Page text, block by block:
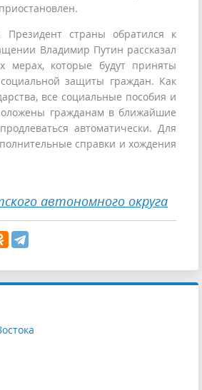
страны обратился к
Владимир Путин рассказал
мерах, которые будут приняты
защиты граждан. Как
все социальные пособия и
гражданам в ближайшие
автоматически. Для
справки и хождения
автономного округа